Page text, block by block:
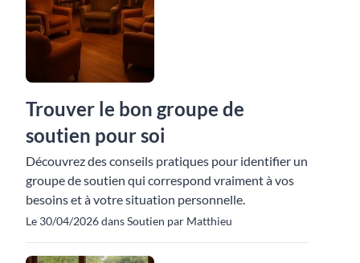
Trouver le bon groupe de
soutien pour soi
Découvrez des conseils pratiques pour identifier un
groupe de soutien qui correspond vraiment à vos
besoins et à votre situation personnelle.
Le 30/04/2026 dans Soutien par Matthieu